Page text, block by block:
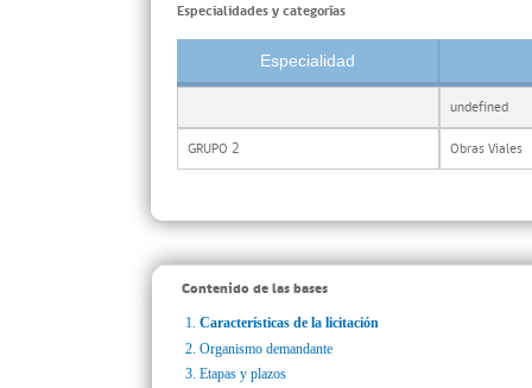
Especialidades y categorías
Especialidad
undefined
GRUPO 2 Obras Viales
Contenido de las bases
1. Características de la licitación
2. Organismo demandante
3. Etapas y plazos